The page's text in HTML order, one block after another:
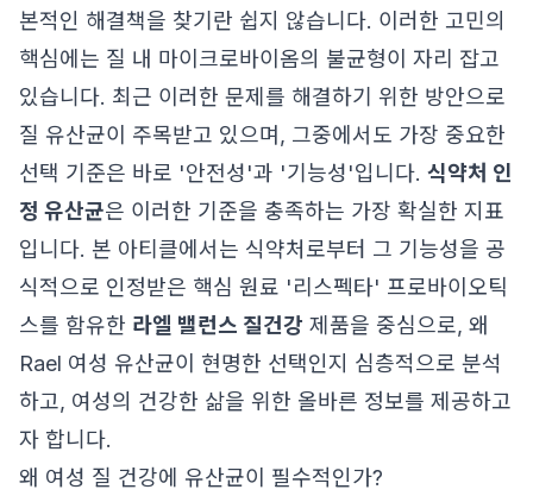
본적인 해결책을 찾기란 쉽지 않습니다. 이러한 고민의
핵심에는 질 내 마이크로바이옴의 불균형이 자리 잡고
있습니다. 최근 이러한 문제를 해결하기 위한 방안으로
질 유산균이 주목받고 있으며, 그중에서도 가장 중요한
선택 기준은 바로 '안전성'과 '기능성'입니다. 식약처 인
정 유산균은 이러한 기준을 충족하는 가장 확실한 지표
입니다. 본 아티클에서는 식약처로부터 그 기능성을 공
식적으로 인정받은 핵심 원료 '리스펙타' 프로바이오틱
스를 함유한 라엘 밸런스 질건강 제품을 중심으로, 왜
Rael 여성 유산균이 현명한 선택인지 심층적으로 분석
하고, 여성의 건강한 삶을 위한 올바른 정보를 제공하고
자 합니다.
왜 여성 질 건강에 유산균이 필수적인가?